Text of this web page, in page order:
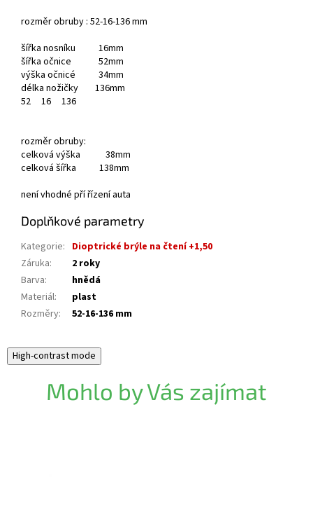
rozměr obruby : 52-16-136 mm
šířka nosníku 16mm
šířka očnice 52mm
výška očnicé 34mm
délka nožičky 136mm
52
16 136
rozměr obruby:
celková výška 38mm
celková šířka 138mm
není vhodné pří řízení auta
Doplňkové parametry
Kategorie: Dioptrické brýle na čtení +1,50
Záruka:
2 roky
Barva:
hnědá
Materiál:
plast
Rozměry: 52-16-136 mm
High-contrast mode
Mohlo by Vás zajímat